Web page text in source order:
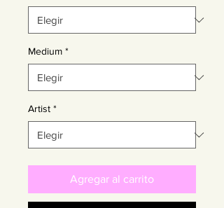
Medium *
Artist *
Agregar al carrito